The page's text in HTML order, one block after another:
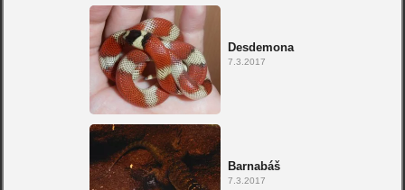
Desdemona
7.3.2017
Barnabáš
7.3.2017